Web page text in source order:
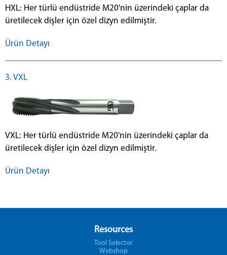
HXL: Her türlü endüstride M20'nin üzerindeki çaplar da
üretilecek dişler için özel dizyn edilmiştir.
Ürün Detayı
3. VXL
VXL: Her türlü endüstride M20'nin üzerindeki çaplar da
üretilecek dişler için özel dizyn edilmiştir.
Ürün Detayı
Resources
Tool Selector
Webshop